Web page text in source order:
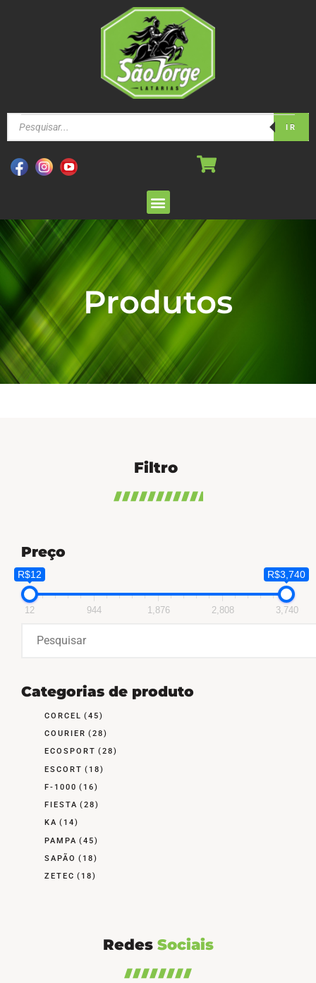
IR
Produtos
Filtro
Preço
R$12 R$3,740
12 944 1,876 2,808 3,740
Categorias de produto
CORCEL (45)
COURIER (28)
ECOSPORT (28)
ESCORT (18)
F-1000 (16)
FIESTA (28)
KA (14)
PAMPA (45)
SAPÃO (18)
ZETEC (18)
Redes Sociais